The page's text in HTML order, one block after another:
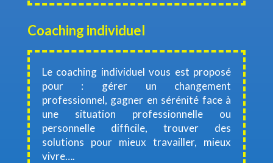
Coaching individuel
Le coaching individuel vous est proposé
pour : gérer un changement
professionnel, gagner en sérénité face à
une situation professionnelle ou
personnelle difficile, trouver des
solutions pour mieux travailler, mieux
vivre….